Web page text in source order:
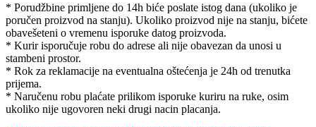
* Porudžbine primljene do 14h biće poslate istog dana (ukoliko je
poručen proizvod na stanju). Ukoliko proizvod nije na stanju, bićete
obavešeteni o vremenu isporuke datog proizvoda.
* Kurir isporučuje robu do adrese ali nije obavezan da unosi u
stambeni prostor.
* Rok za reklamacije na eventualna oštećenja je 24h od trenutka
prijema.
* Naručenu robu plaćate prilikom isporuke kuriru na ruke, osim
ukoliko nije ugovoren neki drugi nacin placanja.